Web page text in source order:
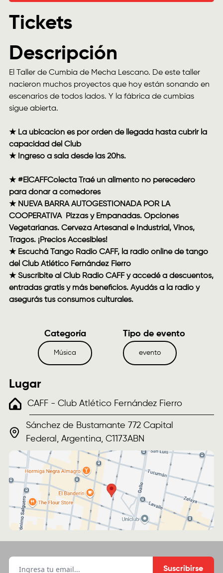
Tickets
Descripción
El Taller de Cumbia de Mecha Lescano. De este taller
nacieron muchos proyectos que hoy están sonando en
escenarios de todos lados. Y la fábrica de cumbias
sigue abierta.
★ La ubicación es por orden de llegada hasta cubrir la
capacidad del Club
★ Ingreso a sala desde las 20hs.
★ #ElCAFFColecta Traé un alimento no perecedero
para donar a comedores
★ NUEVA BARRA AUTOGESTIONADA POR LA
COOPERATIVA Pizzas y Empanadas. Opciones
Vegetarianas. Cerveza Artesanal e Industrial, Vinos,
Tragos. ¡Precios Accesibles!
★ Escuchá
Tango Radio CAFF, la radio online de tango
del Club Atlético Fernández Fierro
★ Suscribite al Club Radio CAFF y accedé a descuentos,
entradas gratis y más beneficios. Ayudás a la radio y
asegurás tus consumos culturales.
Categoría
Música
Tipo de evento
evento
Lugar
CAFF - Club Atlético Fernández Fierro
Sánchez de Bustamante 772 Capital
Federal, Argentina, C1173ABN
Suscribirse